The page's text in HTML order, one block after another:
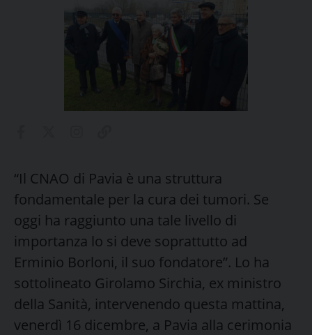
“Il CNAO di Pavia è una struttura
fondamentale per la cura dei tumori. Se
oggi ha raggiunto una tale livello di
importanza lo si deve soprattutto ad
Erminio Borloni, il suo fondatore”. Lo ha
sottolineato Girolamo Sirchia, ex ministro
della Sanità, intervenendo questa mattina,
venerdì 16 dicembre, a Pavia alla cerimonia